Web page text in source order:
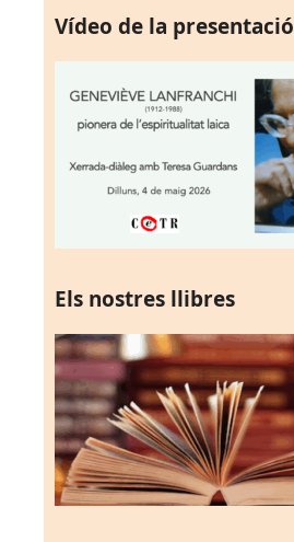
Vídeo de la presentació
Els nostres llibres